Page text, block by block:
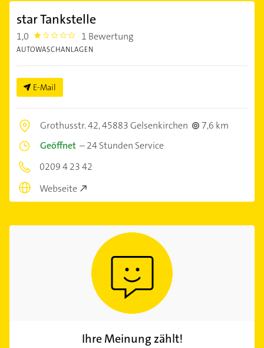
star Tankstelle
1,0 1.0 1 Bewertung
AUTOWASCHANLAGEN
E-Mail
Grothusstr. 42,45883 Gelsenkirchen
7,6 km
Geöffnet –24 Stunden Service
0209 4 23 42
Webseite
Ihre Meinung zählt!